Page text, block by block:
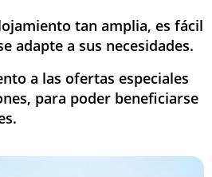
tan amplia, es fácil
adapte a sus necesidades.
a las ofertas especiales
para poder beneficiarse